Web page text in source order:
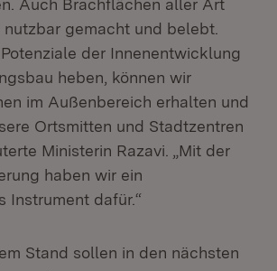
Auch Brachflächen aller Art
gemacht und belebt.
Potenziale der Innenentwicklung
heben, können wir
im Außenbereich erhalten und
Ortsmitten und Stadtzentren
Ministerin Razavi. „Mit der
haben wir ein
Instrument dafür.“
Stand sollen in den nächsten